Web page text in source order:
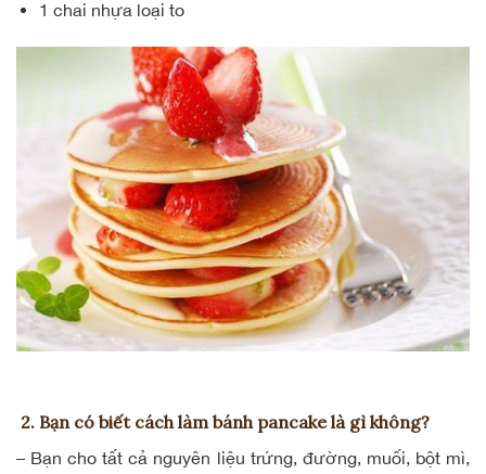
1 chai nhựa loại to
2. Bạn có biết cách làm bánh pancake là gì không?
– Bạn cho tất cả nguyên liệu trứng, đường, muối, bột mì,